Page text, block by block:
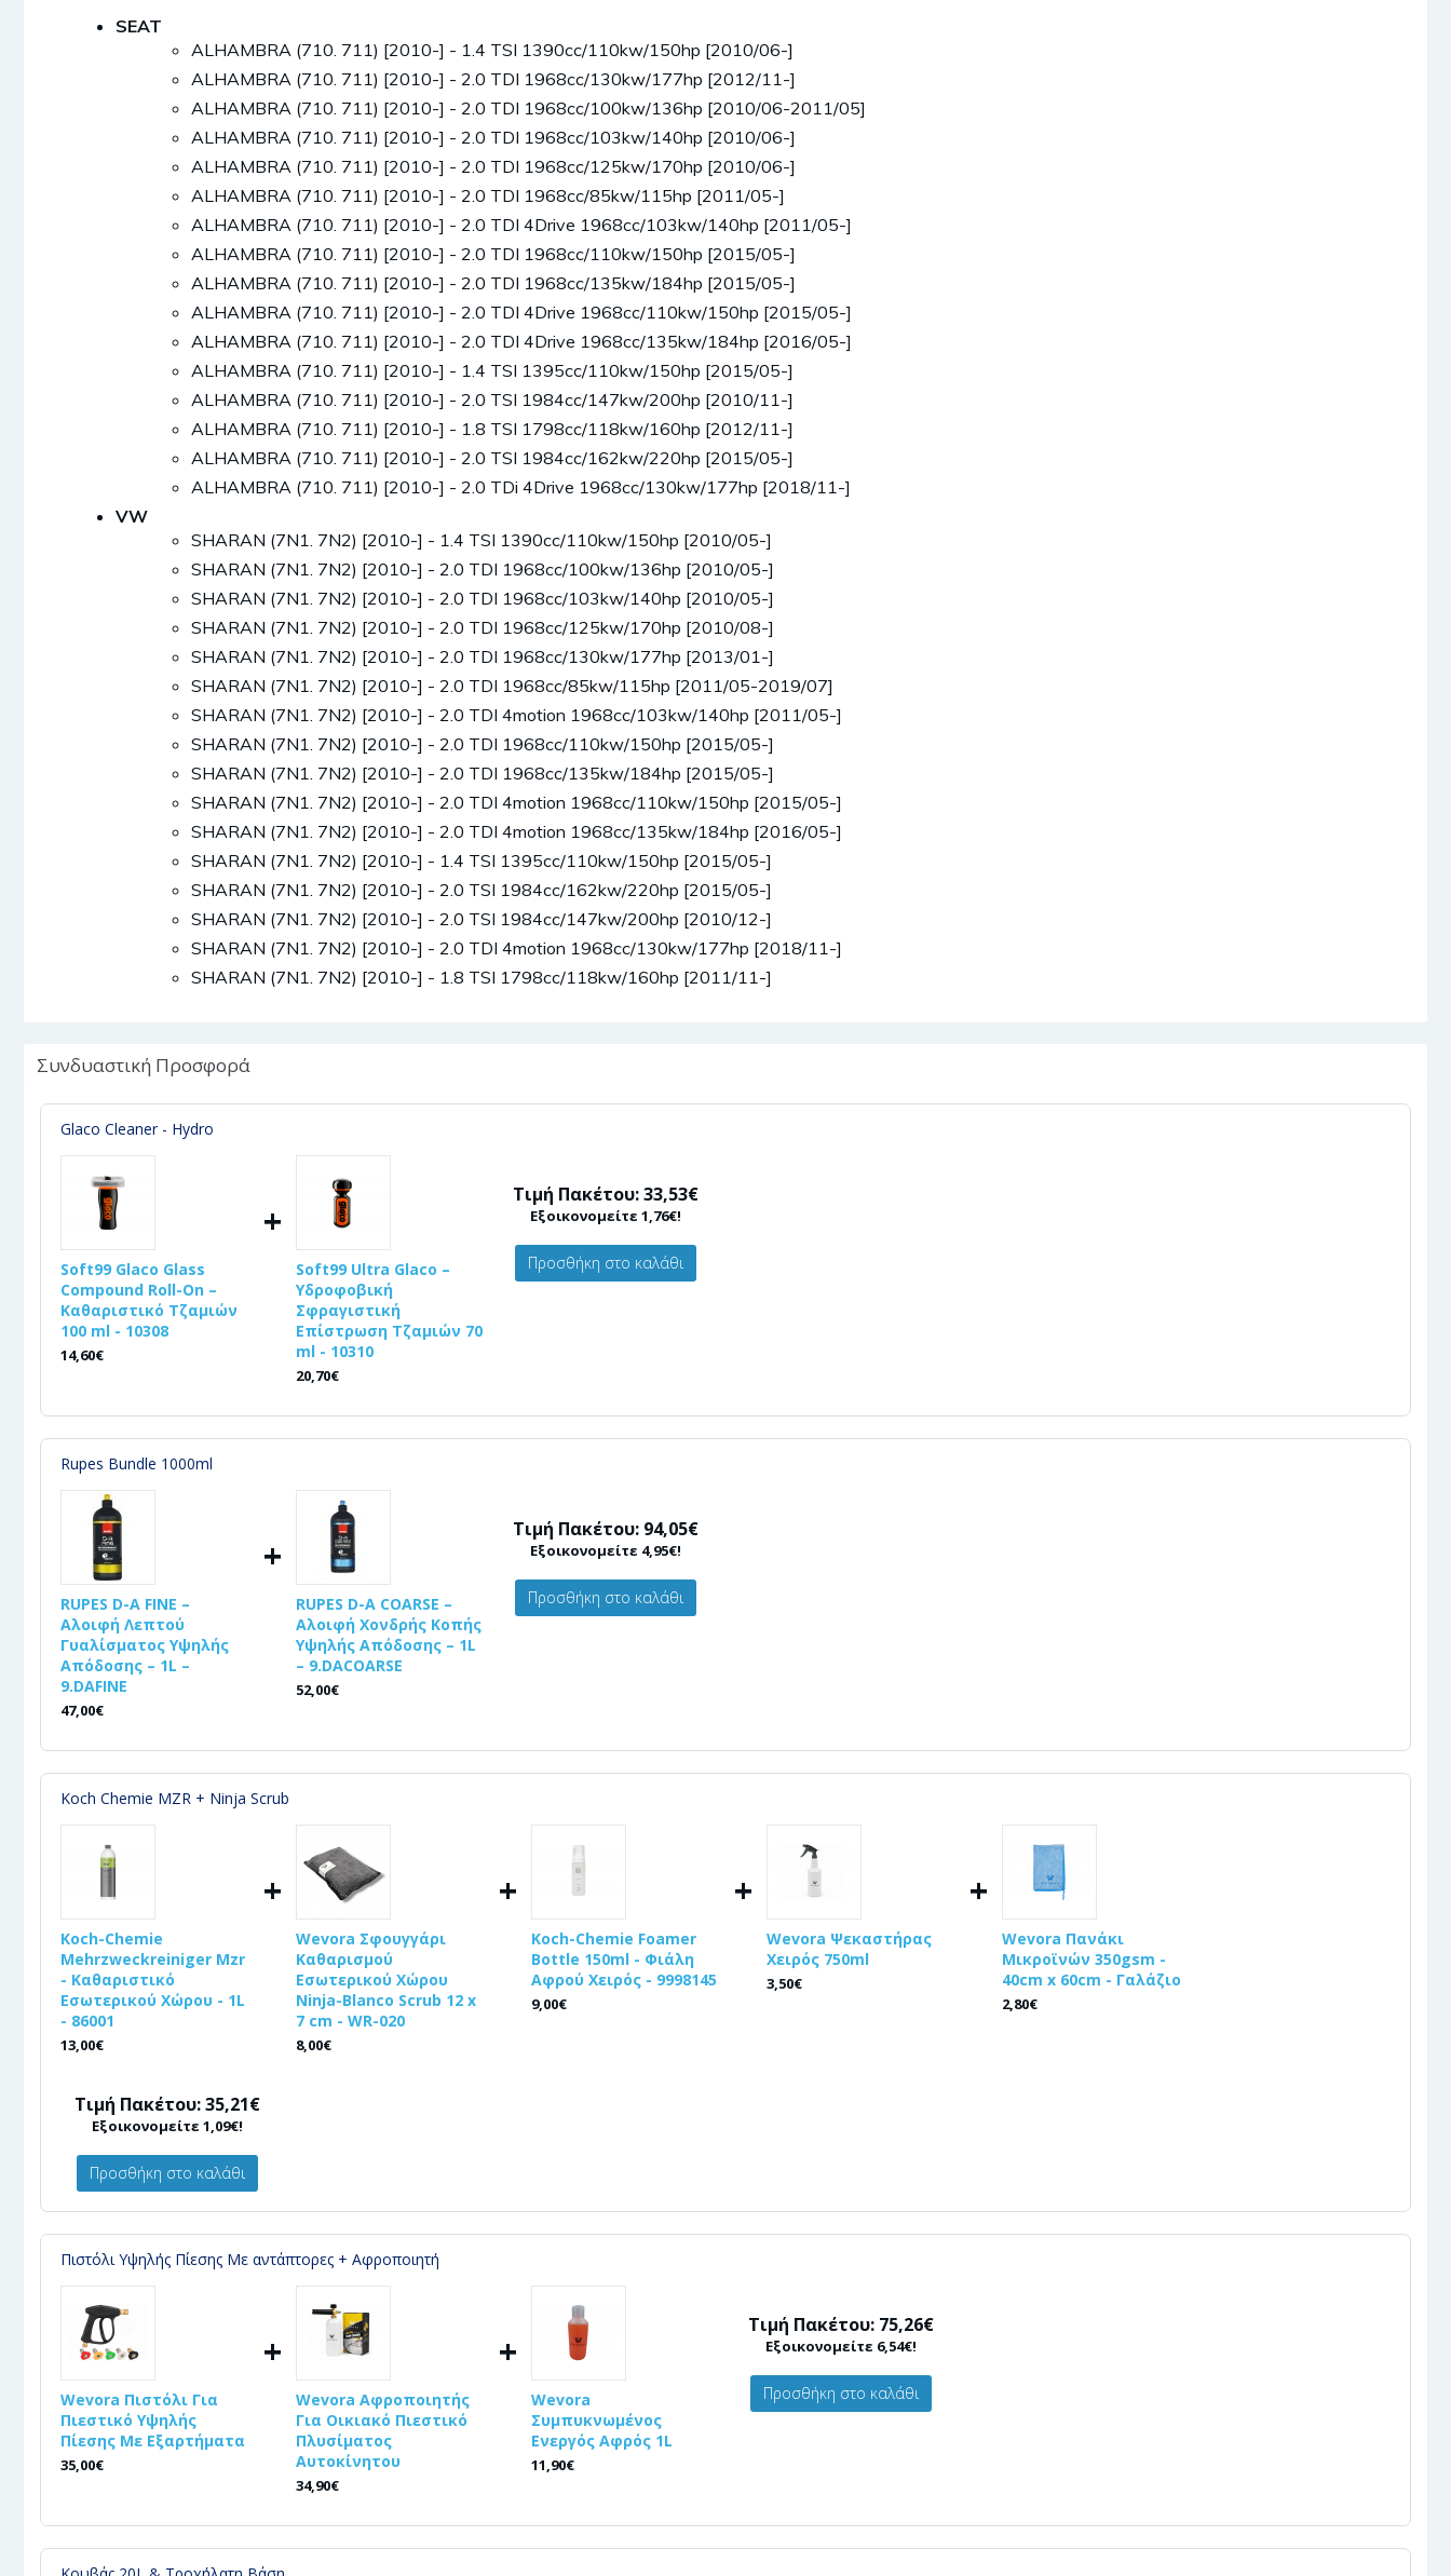
SEAT
ALHAMBRA (710. 711) [2010-] - 1.4 TSI 1390cc/110kw/150hp [2010/06-]
ALHAMBRA (710. 711) [2010-] - 2.0 TDI 1968cc/130kw/177hp [2012/11-]
ALHAMBRA (710. 711) [2010-] - 2.0 TDI 1968cc/100kw/136hp [2010/06-2011/05]
ALHAMBRA (710. 711) [2010-] - 2.0 TDI 1968cc/103kw/140hp [2010/06-]
ALHAMBRA (710. 711) [2010-] - 2.0 TDI 1968cc/125kw/170hp [2010/06-]
ALHAMBRA (710. 711) [2010-] - 2.0 TDI 1968cc/85kw/115hp [2011/05-]
ALHAMBRA (710. 711) [2010-] - 2.0 TDI 4Drive 1968cc/103kw/140hp [2011/05-]
ALHAMBRA (710. 711) [2010-] - 2.0 TDI 1968cc/110kw/150hp [2015/05-]
ALHAMBRA (710. 711) [2010-] - 2.0 TDI 1968cc/135kw/184hp [2015/05-]
ALHAMBRA (710. 711) [2010-] - 2.0 TDI 4Drive 1968cc/110kw/150hp [2015/05-]
ALHAMBRA (710. 711) [2010-] - 2.0 TDI 4Drive 1968cc/135kw/184hp [2016/05-]
ALHAMBRA (710. 711) [2010-] - 1.4 TSI 1395cc/110kw/150hp [2015/05-]
ALHAMBRA (710. 711) [2010-] - 2.0 TSI 1984cc/147kw/200hp [2010/11-]
ALHAMBRA (710. 711) [2010-] - 1.8 TSI 1798cc/118kw/160hp [2012/11-]
ALHAMBRA (710. 711) [2010-] - 2.0 TSI 1984cc/162kw/220hp [2015/05-]
ALHAMBRA (710. 711) [2010-] - 2.0 TDi 4Drive 1968cc/130kw/177hp [2018/11-]
VW
SHARAN (7N1. 7N2) [2010-] - 1.4 TSI 1390cc/110kw/150hp [2010/05-]
SHARAN (7N1. 7N2) [2010-] - 2.0 TDI 1968cc/100kw/136hp [2010/05-]
SHARAN (7N1. 7N2) [2010-] - 2.0 TDI 1968cc/103kw/140hp [2010/05-]
SHARAN (7N1. 7N2) [2010-] - 2.0 TDI 1968cc/125kw/170hp [2010/08-]
SHARAN (7N1. 7N2) [2010-] - 2.0 TDI 1968cc/130kw/177hp [2013/01-]
SHARAN (7N1. 7N2) [2010-] - 2.0 TDI 1968cc/85kw/115hp [2011/05-2019/07]
SHARAN (7N1. 7N2) [2010-] - 2.0 TDI 4motion 1968cc/103kw/140hp [2011/05-]
SHARAN (7N1. 7N2) [2010-] - 2.0 TDI 1968cc/110kw/150hp [2015/05-]
SHARAN (7N1. 7N2) [2010-] - 2.0 TDI 1968cc/135kw/184hp [2015/05-]
SHARAN (7N1. 7N2) [2010-] - 2.0 TDI 4motion 1968cc/110kw/150hp [2015/05-]
SHARAN (7N1. 7N2) [2010-] - 2.0 TDI 4motion 1968cc/135kw/184hp [2016/05-]
SHARAN (7N1. 7N2) [2010-] - 1.4 TSI 1395cc/110kw/150hp [2015/05-]
SHARAN (7N1. 7N2) [2010-] - 2.0 TSI 1984cc/162kw/220hp [2015/05-]
SHARAN (7N1. 7N2) [2010-] - 2.0 TSI 1984cc/147kw/200hp [2010/12-]
SHARAN (7N1. 7N2) [2010-] - 2.0 TDI 4motion 1968cc/130kw/177hp [2018/11-]
SHARAN (7N1. 7N2) [2010-] - 1.8 TSI 1798cc/118kw/160hp [2011/11-]
Συνδυαστική Προσφορά
Glaco Cleaner - Hydro
Soft99 Glaco Glass
Compound Roll-On –
Καθαριστικό Τζαμιών
100 ml - 10308
14,60€
+
Soft99 Ultra Glaco –
Υδροφοβική
Σφραγιστική
Επίστρωση Τζαμιών 70
ml - 10310
20,70€
Τιμή Πακέτου: 33,53€
Εξοικονομείτε 1,76€!
Προσθήκη στο καλάθι
Rupes Bundle 1000ml
RUPES D-A FINE –
Αλοιφή Λεπτού
Γυαλίσματος Υψηλής
Απόδοσης – 1L –
9.DAFINE
47,00€
+
RUPES D-A COARSE –
Αλοιφή Χονδρής Κοπής
Υψηλής Απόδοσης – 1L
– 9.DACOARSE
52,00€
Τιμή Πακέτου: 94,05€
Εξοικονομείτε 4,95€!
Προσθήκη στο καλάθι
Koch Chemie MZR + Ninja Scrub
Koch-Chemie
Mehrzweckreiniger Mzr
- Καθαριστικό
Εσωτερικού Χώρου - 1L
- 86001
13,00€
+
Wevora Σφουγγάρι
Καθαρισμού
Εσωτερικού Χώρου
Ninja-Blanco Scrub 12 x
7 cm - WR-020
8,00€
+
Koch-Chemie Foamer
Bottle 150ml - Φιάλη
Αφρού Χειρός - 9998145
9,00€
+
Wevora Ψεκαστήρας
Χειρός 750ml
3,50€
+
Wevora Πανάκι
Μικροϊνών 350gsm -
40cm x 60cm - Γαλάζιο
2,80€
Τιμή Πακέτου: 35,21€
Εξοικονομείτε 1,09€!
Προσθήκη στο καλάθι
Πιστόλι Υψηλής Πίεσης Με αντάπτορες + Αφροποιητή
Wevora Πιστόλι Για
Πιεστικό Υψηλής
Πίεσης Με Εξαρτήματα
35,00€
+
Wevora Αφροποιητής
Για Οικιακό Πιεστικό
Πλυσίματος
Αυτοκίνητου
34,90€
+
Wevora
Συμπυκνωμένος
Ενεργός Αφρός 1L
11,90€
Τιμή Πακέτου: 75,26€
Εξοικονομείτε 6,54€!
Προσθήκη στο καλάθι